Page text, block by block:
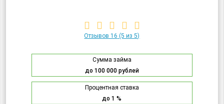
Отзывов 16 (5 из 5)
Сумма займа
до 100 000 рублей
Процентная ставка
до 1 %